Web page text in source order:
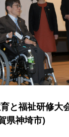
育と福祉研修大
県神埼市)